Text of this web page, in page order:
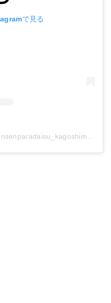
で見る
温泉ぱらだいす鹿児島さん(@onsenparadaisu_kagoshima)がシェアした投稿